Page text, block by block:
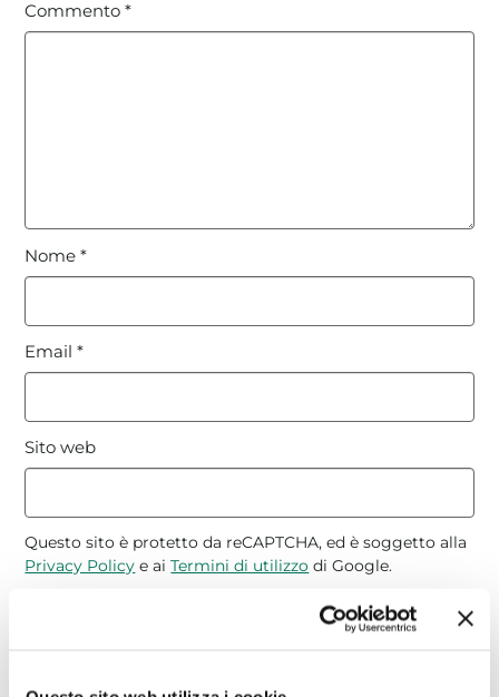
Commento*
Nome*
Email*
Sito web
Questo sito è protetto da reCAPTCHA, ed è soggetto alla
Privacy Policy e aiTermini di utilizzo di Google.